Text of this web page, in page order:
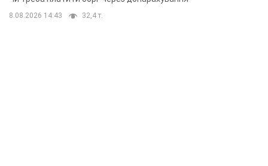
8.08.2026 14:43 32,4 т.